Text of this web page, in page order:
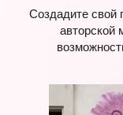
Создадите свой
авторской